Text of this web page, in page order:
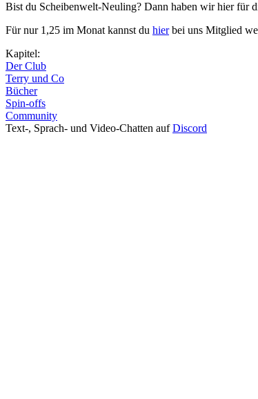
Bist du Scheibenwelt-Neuling? Dann haben wir hier für
Für nur 1,25 im Monat kannst du hierbei uns Mitglied
Kapitel:
Der Club
Terry und Co
Bücher
Spin-offs
Community
Text-, Sprach- und Video-Chatten aufDiscord